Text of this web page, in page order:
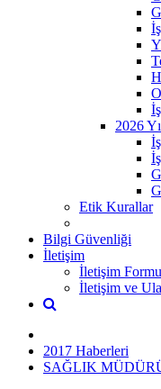
2026
Etik Kurallar
Bilgi Güvenliği
İletişim
İletişim Formu
İletişim ve
2017 Haberleri
SAĞLIK